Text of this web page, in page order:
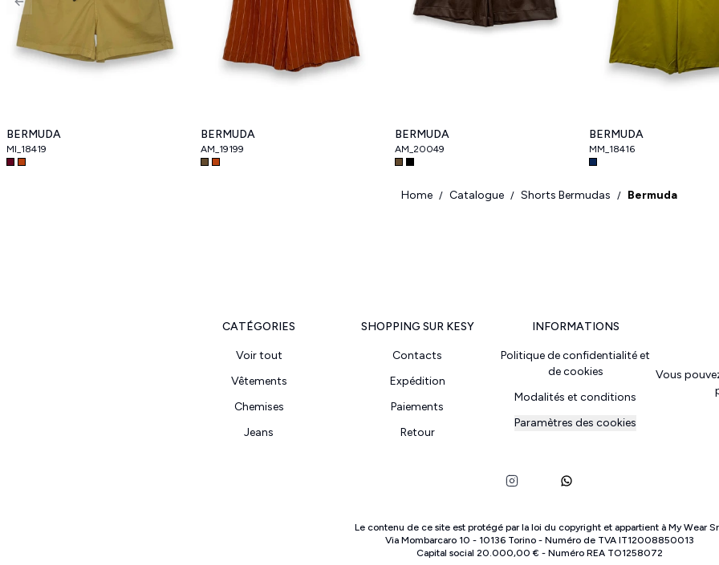
BERMUDA
MI_18419
BERMUDA
AM_19199
BERMUDA
AM_20049
BERMUDA
MM_18416
Previous slide
Home / Catalogue / Shorts Bermudas / Bermuda
CATÉGORIES
Voir tout
Vêtements
Chemises
Jeans
SHOPPING SUR KESY
Contacts
Expédition
Paiements
Retour
INFORMATIONS
Politique de confidentialité et
de cookies
Modalités et conditions
Paramètres des cookies
Vous
Le contenu de ce site est protégé par la loi du copyright et appartient à My Wear
Via Mombarcaro 10 - 10136 Torino- Numéro de TVA IT12008850013
Capital social 20.000,00 € - Numéro REA TO1258072